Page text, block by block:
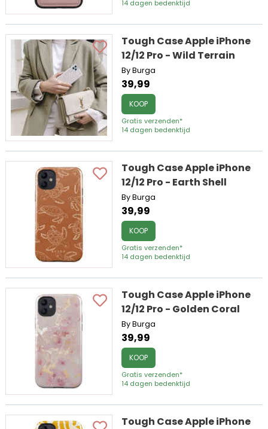
14 dagen bedenktijd
Tough Case Apple iPhone
12/12 Pro - Wild Terrain
By Burga
39,99
KOOP
Gratis verzenden*
14 dagen bedenktijd
Tough Case Apple iPhone
12/12 Pro - Earth Shell
By Burga
39,99
KOOP
Gratis verzenden*
14 dagen bedenktijd
Tough Case Apple iPhone
12/12 Pro - Golden Coral
By Burga
39,99
KOOP
Gratis verzenden*
14 dagen bedenktijd
Tough Case Apple iPhone